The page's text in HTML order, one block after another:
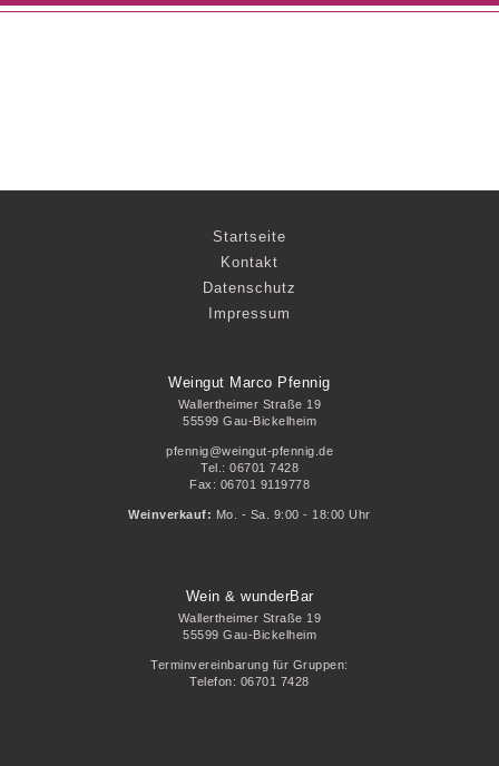
Navigation
Startseite
Kontakt
Datenschutz
Impressum
Weingut Marco Pfennig
Wallertheimer Straße 19
55599 Gau-Bickelheim
pfennig@weingut-pfennig.de
Tel.: 06701 7428
Fax: 06701 9119778
Weinverkauf: Mo. - Sa. 9:00 - 18:00 Uhr
Wein & wunderBar
Wallertheimer Straße 19
55599 Gau-Bickelheim
Terminvereinbarung für Gruppen:
Telefon: 06701 7428